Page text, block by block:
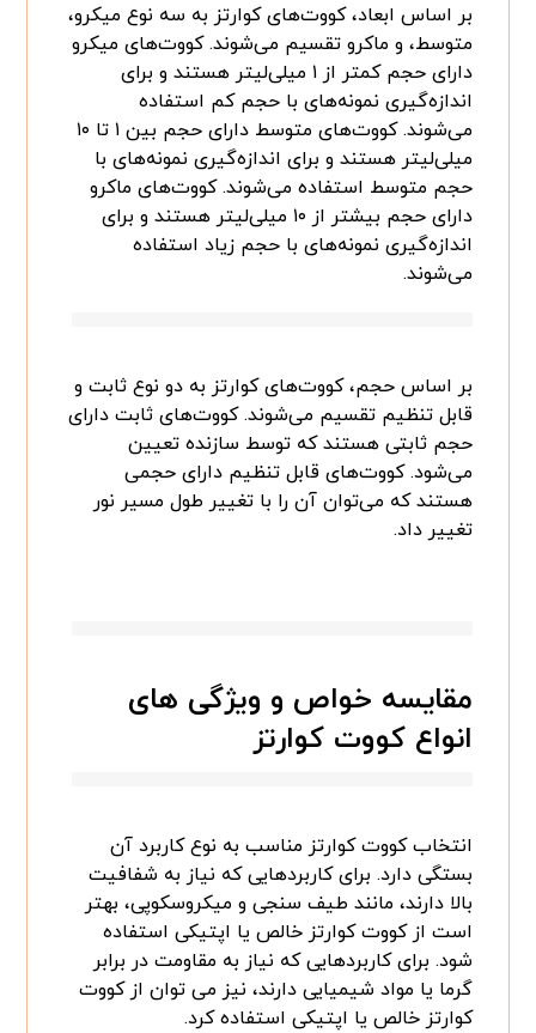
بر اساس ابعاد، کووت‌های کوارتز به سه نوع میکرو،
متوسط، و ماکرو تقسیم می‌شوند. کووت‌های میکرو
دارای حجم کمتر از ۱ میلی‌لیتر هستند و برای
اندازه‌گیری نمونه‌های با حجم کم استفاده
می‌شوند. کووت‌های متوسط دارای حجم بین ۱ تا ۱۰
میلی‌لیتر هستند و برای اندازه‌گیری نمونه‌های با
حجم متوسط استفاده می‌شوند. کووت‌های ماکرو
دارای حجم بیشتر از ۱۰ میلی‌لیتر هستند و برای
اندازه‌گیری نمونه‌های با حجم زیاد استفاده
می‌شوند.
بر اساس حجم، کووت‌های کوارتز به دو نوع ثابت و
قابل تنظیم تقسیم می‌شوند. کووت‌های ثابت دارای
حجم ثابتی هستند که توسط سازنده تعیین
می‌شود. کووت‌های قابل تنظیم دارای حجمی
هستند که می‌توان آن را با تغییر طول مسیر نور
تغییر داد.
مقایسه خواص و ویژگی های
انواع کووت کوارتز
انتخاب کووت کوارتز مناسب به نوع کاربرد آن
بستگی دارد. برای کاربردهایی که نیاز به شفافیت
بالا دارند، مانند طیف سنجی و میکروسکوپی، بهتر
است از کووت کوارتز خالص یا اپتیکی استفاده
شود. برای کاربردهایی که نیاز به مقاومت در برابر
گرما یا مواد شیمیایی دارند، نیز می توان از کووت
کوارتز خالص یا اپتیکی استفاده کرد.